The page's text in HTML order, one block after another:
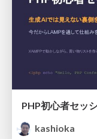
kashioka